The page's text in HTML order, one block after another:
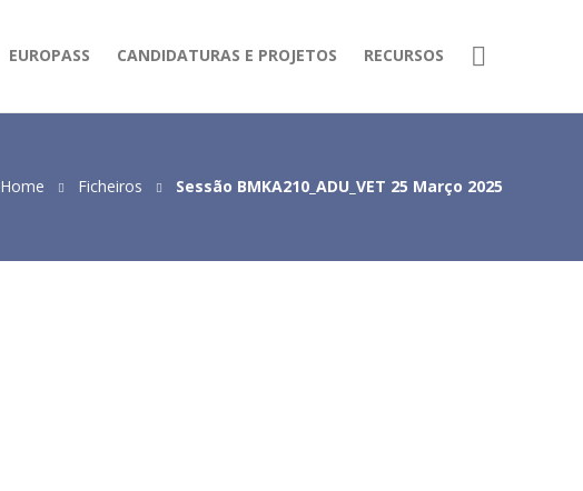
EUROPASS CANDIDATURAS E PROJETOS RECURSOS
Home Ficheiros Sessão BMKA210_ADU_VET 25 Março 2025